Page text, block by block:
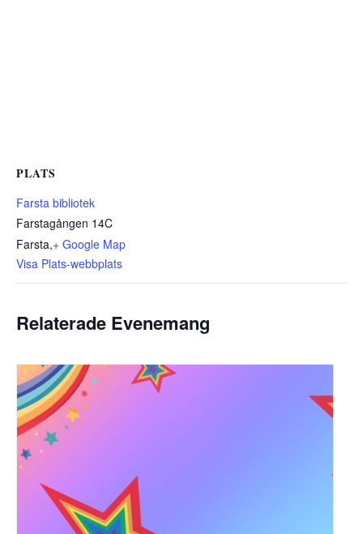
PLATS
Farsta bibliotek
Farstagången 14C
Farsta,+ Google Map
Visa Plats-webbplats
Relaterade Evenemang